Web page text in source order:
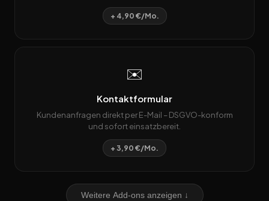
+ 4,90 €/Mo.
✉️
Kontaktformular
Kundenanfragen direkt per E-Mail – DSGVO-konform
und sofort einsatzbereit.
+ 3,90 €/Mo.
Weitere Add-ons anzeigen ↓